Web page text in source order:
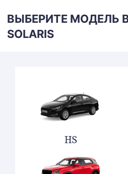
ВЫБЕРИТЕ МОДЕЛЬ
SOLARIS
HS